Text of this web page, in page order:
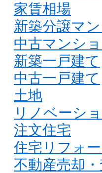
家賃相場
新築分譲マ
中古マンシ
新築一戸建て
中古一戸建て
土地
リノベーシ
注文住宅
住宅リフォ
不動産売却・